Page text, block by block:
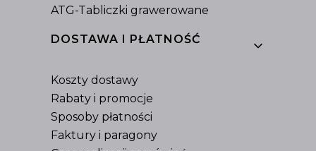
ATG-Tabliczki grawerowane
DOSTAWA I PŁATNOŚĆ
Koszty dostawy
Rabaty i promocje
Sposoby płatności
Faktury i paragony